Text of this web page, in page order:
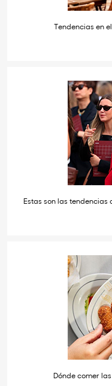
Tendencias en
Estas son las tendencias
Dónde comer